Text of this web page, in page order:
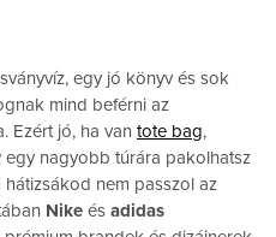
egy jó könyv és sok
mind beférni az
Ezért jó, ha van tote bag,
egy nagyobb túrára pakolhatsz
nem passzol az
Nike és adidas